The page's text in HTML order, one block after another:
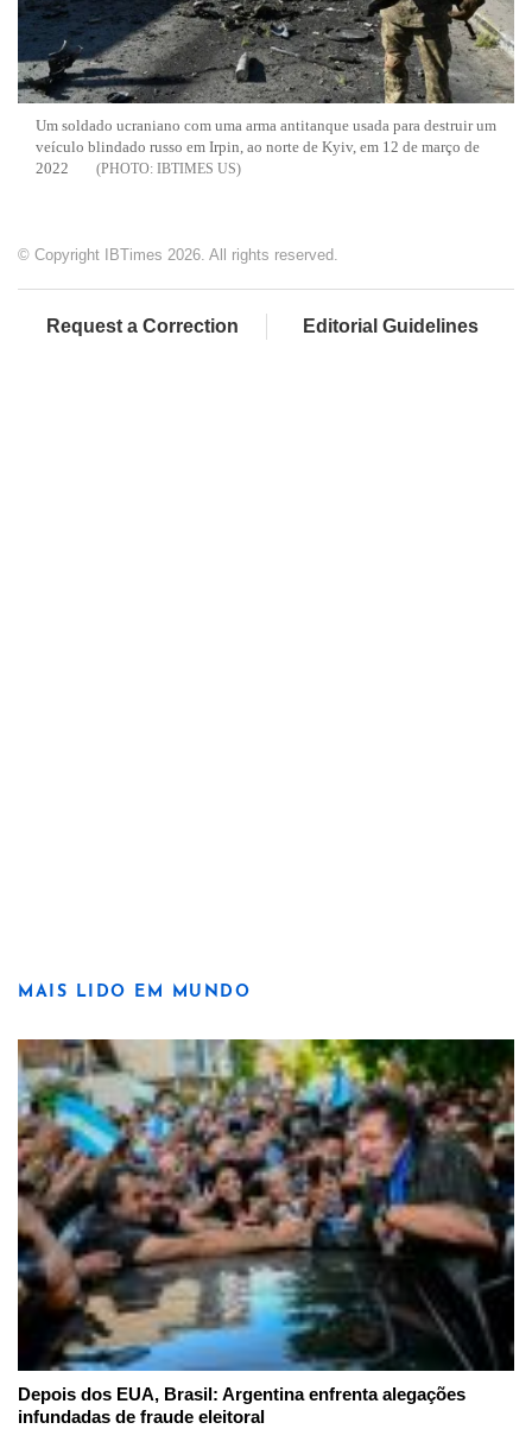
Um soldado ucraniano com uma arma antitanque usada para destruir um
veículo blindado russo em Irpin, ao norte de Kyiv, em 12 de março de
2022
IBTIMES US
© Copyright IBTimes 2026. All rights reserved.
Request a Correction Editorial Guidelines
MAIS LIDO EM MUNDO
Depois dos EUA, Brasil: Argentina enfrenta alegações
infundadas de fraude eleitoral